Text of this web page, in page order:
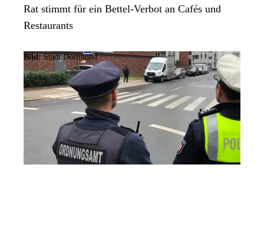
Rat stimmt für ein Bettel-Verbot an Cafés und
Restaurants
Bild:Stadt Dortmund